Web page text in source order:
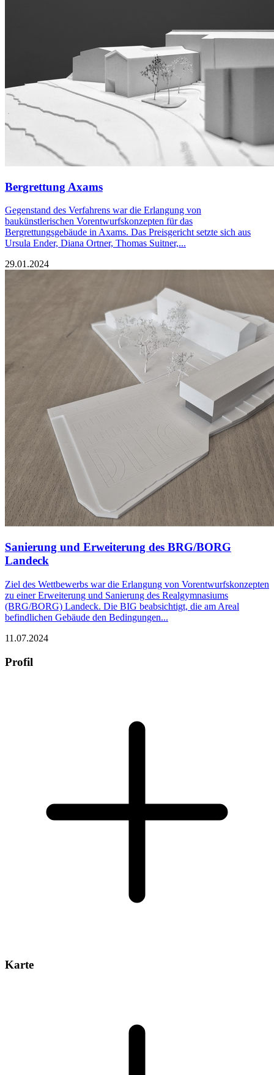
Bergrettung Axams
Gegenstand des Verfahrens war die Erlangung von
baukünstlerischen Vorentwurfskonzepten für das
Bergrettungsgebäude in Axams. Das Preisgericht setzte sich aus
Ursula Ender, Diana Ortner, Thomas Suitner,...
29.01.2024
Sanierung und Erweiterung des BRG/BORG
Landeck
Ziel des Wettbewerbs war die Erlangung von Vorentwurfskonzepten
zu einer Erweiterung und Sanierung des Realgymnasiums
(BRG/BORG) Landeck. Die BIG beabsichtigt, die am Areal
befindlichen Gebäude den Bedingungen...
11.07.2024
Profil
Karte